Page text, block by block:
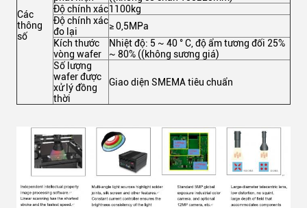
Các
thông
số
Độ chính xác1100kg
Độ chính xác
đo lại
≥ 0,5MPa
Kích thước
vòng wafer
Nhiệt độ: 5 ~ 40 ° C, độ ẩm tương đối 25%
~ 80% ((không sương giá)
Số lượng
wafer được
xử lý đồng
thời
Giao diện SMEMA tiêu chuẩn